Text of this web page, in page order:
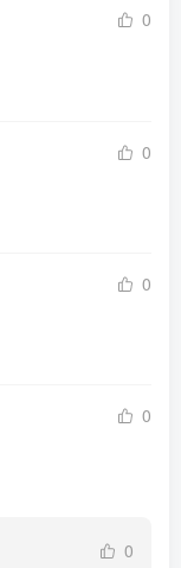
0
0
0
0
0